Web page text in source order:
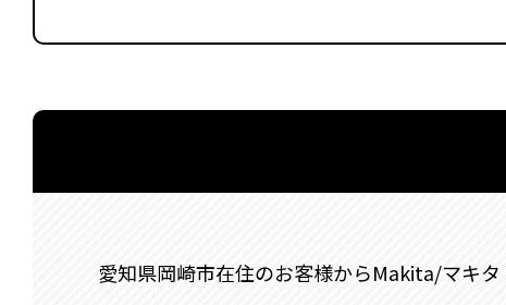
愛知県岡崎市在住のお客様からMakita/マキタ